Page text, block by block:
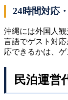
24時間対応
沖縄には外国人
言語でゲスト対
応できるかは、ゲ
民泊運営